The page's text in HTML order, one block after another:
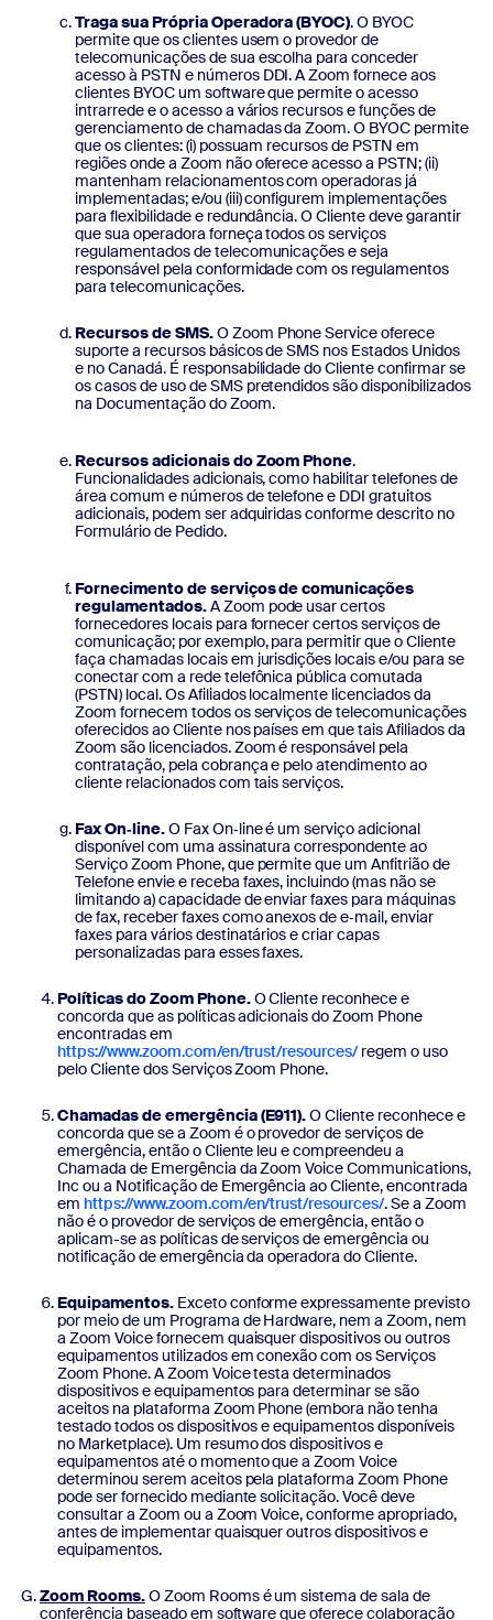
Traga sua Própria Operadora (BYOC). O BYOC
permite que os clientes usem o provedor de
telecomunicações de sua escolha para conceder
acesso à PSTN e números DDI. A Zoom fornece aos
clientes BYOC um software que permite o acesso
intrarrede e o acesso a vários recursos e funções de
gerenciamento de chamadas da Zoom. O BYOC permite
que os clientes: (i) possuam recursos de PSTN em
regiões onde a Zoom não oferece acesso a PSTN; (ii)
mantenham relacionamentos com operadoras já
implementadas; e/ou (iii) configurem implementações
para flexibilidade e redundância. O Cliente deve garantir
que sua operadora forneça todos os serviços
regulamentados de telecomunicações e seja
responsável pela conformidade com os regulamentos
para telecomunicações.
Recursos de SMS.O Zoom Phone Service oferece
suporte a recursos básicos de SMS nos Estados Unidos
e no Canadá. É responsabilidade do Cliente confirmar se
os casos de uso de SMS pretendidos são disponibilizados
na Documentação do Zoom.
Recursos adicionais do Zoom Phone.
Funcionalidades adicionais, como habilitar telefones de
área comum e números de telefone e DDI gratuitos
adicionais, podem ser adquiridas conforme descrito no
Formulário de Pedido.
Fornecimento de serviços de comunicações
regulamentados.A Zoom pode usar certos
fornecedores locais para fornecer certos serviços de
comunicação; por exemplo, para permitir que o Cliente
faça chamadas locais em jurisdições locais e/ou para se
conectar com a rede telefônica pública comutada
(PSTN) local. Os Afiliados localmente licenciados da
Zoom fornecem todos os serviços de telecomunicações
oferecidos ao Cliente nos países em que tais Afiliados da
Zoom são licenciados. Zoom é responsável pela
contratação, pela cobrança e pelo atendimento ao
cliente relacionados com tais serviços.
Fax On‑line.O Fax On‑line é um serviço adicional
disponível com uma assinatura correspondente ao
Serviço Zoom Phone, que permite que um Anfitrião de
Telefone envie e receba faxes, incluindo (mas não se
limitando a) capacidade de enviar faxes para máquinas
de fax, receber faxes como anexos de e‑mail, enviar
faxes para vários destinatários e criar capas
personalizadas para esses faxes.
Políticas do Zoom Phone.O Cliente reconhece e
concorda que as políticas adicionais do Zoom Phone
encontradas em
https://www.zoom.com/en/trust/resources/regem o uso
pelo Cliente dos Serviços Zoom Phone.
Chamadas de emergência (E911).O Cliente reconhece e
concorda que se a Zoom é o provedor de serviços de
emergência, então o Cliente leu e compreendeu a
Chamada de Emergência da Zoom Voice Communications,
Inc ou a Notificação de Emergência ao Cliente, encontrada
em https://www.zoom.com/en/trust/resources/. Se a Zoom
não é o provedor de serviços de emergência, então o
aplicam-se as políticas de serviços de emergência ou
notificação de emergência da operadora do Cliente.
Equipamentos.Exceto conforme expressamente previsto
por meio de um Programa de Hardware, nem a Zoom, nem
a Zoom Voice fornecem quaisquer dispositivos ou outros
equipamentos utilizados em conexão com os Serviços
Zoom Phone. A Zoom Voice testa determinados
dispositivos e equipamentos para determinar se são
aceitos na plataforma Zoom Phone (embora não tenha
testado todos os dispositivos e equipamentos disponíveis
no Marketplace). Um resumo dos dispositivos e
equipamentos até o momento que a Zoom Voice
determinou serem aceitos pela plataforma Zoom Phone
pode ser fornecido mediante solicitação. Você deve
consultar a Zoom ou a Zoom Voice, conforme apropriado,
antes de implementar quaisquer outros dispositivos e
equipamentos.
Zoom Rooms.O Zoom Rooms é um sistema de sala de
conferência baseado em software que oferece colaboração